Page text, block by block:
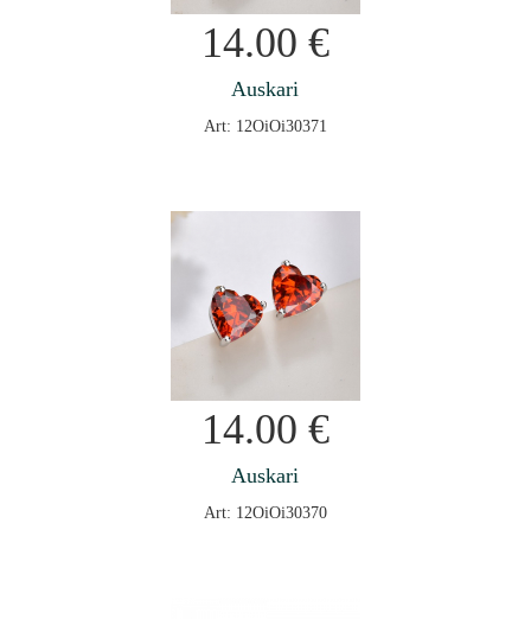
14.00 €
Auskari
Art: 12OiOi30371
14.00 €
Auskari
Art: 12OiOi30370